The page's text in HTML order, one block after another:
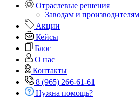
Отраслевые решения
Заводам и производителям
Акции
Кейсы
Блог
О нас
Контакты
8 (965) 266-61-61
Нужна помощь?